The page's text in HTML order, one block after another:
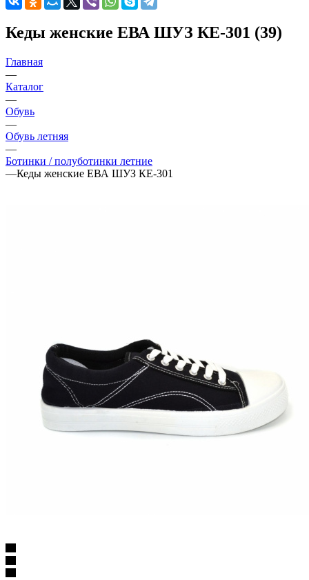
Кеды женские ЕВА ШУЗ КЕ-301 (39)
Главная
—
Каталог
—
Обувь
—
Обувь летняя
—
Ботинки / полуботинки летние
—Кеды женские ЕВА ШУЗ КЕ-301